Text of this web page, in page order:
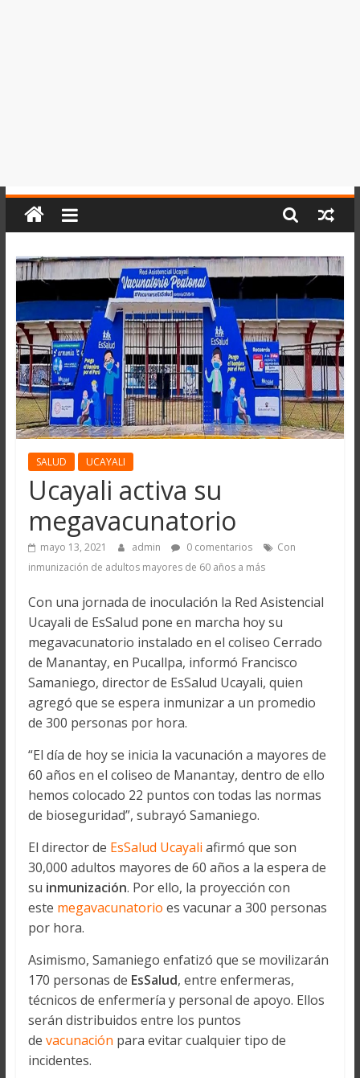
SALUD UCAYALI
Ucayali activa su
megavacunatorio
mayo 13, 2021 admin 0 comentarios
Con
inmunización de adultos mayores de 60 años a más
Con una jornada de inoculación la Red Asistencial
Ucayali de EsSalud pone en marcha hoy su
megavacunatorio instalado en el coliseo Cerrado
de Manantay, en Pucallpa, informó Francisco
Samaniego, director de EsSalud Ucayali, quien
agregó que se espera inmunizar a un promedio
de 300 personas por hora.
“El día de hoy se inicia la vacunación a mayores de
60 años en el coliseo de Manantay, dentro de ello
hemos colocado 22 puntos con todas las normas
de bioseguridad”, subrayó Samaniego.
El director de EsSalud Ucayali afirmó que son
30,000 adultos mayores de 60 años a la espera de
su inmunización. Por ello, la proyección con
este megavacunatorio es vacunar a 300 personas
por hora.
Asimismo, Samaniego enfatizó que se movilizarán
170 personas de EsSalud, entre enfermeras,
técnicos de enfermería y personal de apoyo. Ellos
serán distribuidos entre los puntos
de vacunación para evitar cualquier tipo de
incidentes.